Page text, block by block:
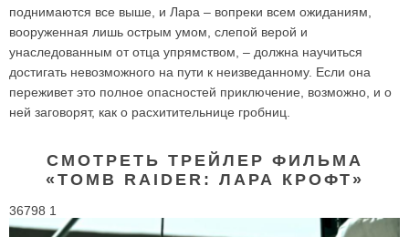
поднимаются все выше, и Лара – вопреки всем ожиданиям,
вооруженная лишь острым умом, слепой верой и
унаследованным от отца упрямством, – должна научиться
достигать невозможного на пути к неизведанному. Если она
переживет это полное опасностей приключение, возможно, и о
ней заговорят, как о расхитительнице гробниц.
СМОТРЕТЬ ТРЕЙЛЕР ФИЛЬМА
«TOMB RAIDER: ЛАРА КРОФТ»
36798 1